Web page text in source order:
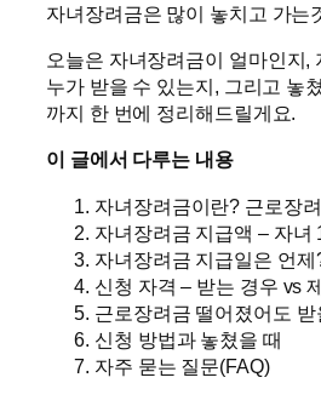
자녀장려금은 많이 놓치고 가는
오늘은 자녀장려금이 얼마인지,
누가 받을 수 있는지, 그리고 놓
까지 한 번에 정리해드릴게요.
이 글에서 다루는 내용
자녀장려금이란? 근로장
자녀장려금 지급액 – 자녀
자녀장려금 지급일은 언제
신청 자격 – 받는 경우 vs
근로장려금 떨어졌어도 받
신청 방법과 놓쳤을 때
자주 묻는 질문(FAQ)